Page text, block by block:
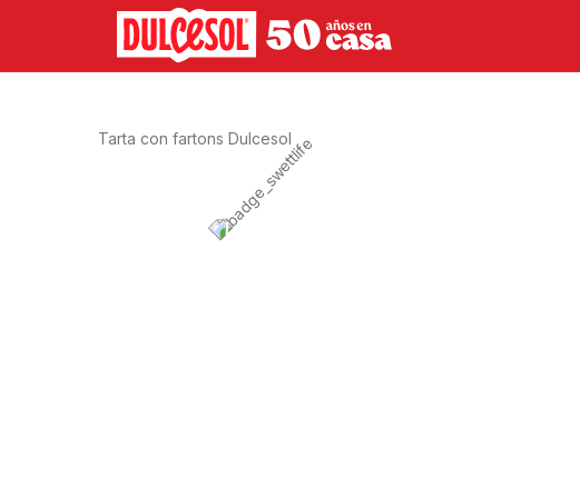
SWEET LIFE
Tarta con fartons Dulcesol